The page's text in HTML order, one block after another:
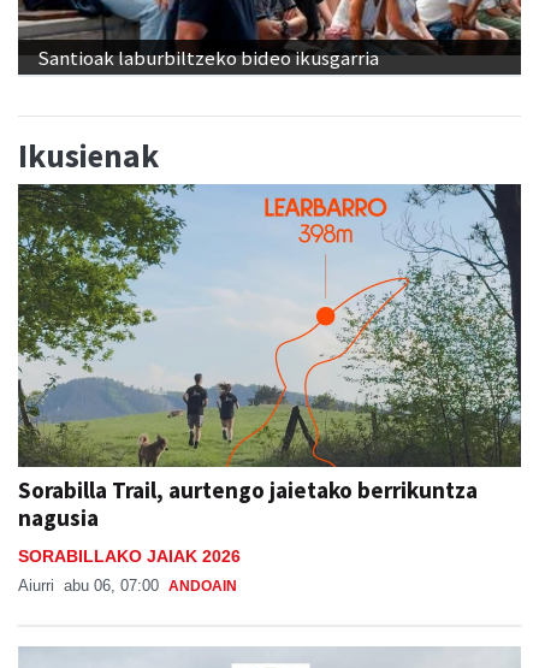
Santioak laburbiltzeko bideo ikusgarria
Ikusienak
Sorabilla Trail, aurtengo jaietako berrikuntza
nagusia
SORABILLAKO JAIAK 2026
Aiurri abu 06, 07:00 ANDOAIN